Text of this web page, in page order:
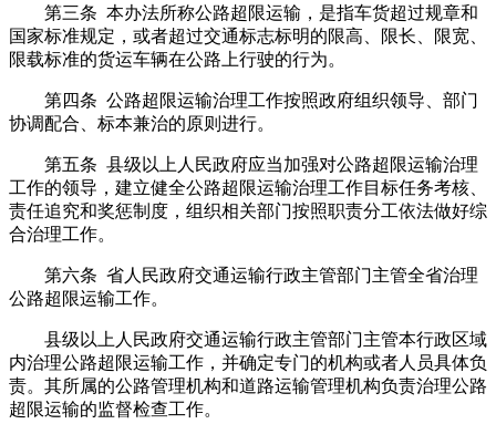
第三条 本办法所称公路超限运输，是指车货超过规章和
国家标准规定，或者超过交通标志标明的限高、限长、限宽、
限载标准的货运车辆在公路上行驶的行为。
第四条 公路超限运输治理工作按照政府组织领导、部门
协调配合、标本兼治的原则进行。
第五条 县级以上人民政府应当加强对公路超限运输治理
工作的领导，建立健全公路超限运输治理工作目标任务考核、
责任追究和奖惩制度，组织相关部门按照职责分工依法做好综
合治理工作。
第六条 省人民政府交通运输行政主管部门主管全省治理
公路超限运输工作。
县级以上人民政府交通运输行政主管部门主管本行政区域
内治理公路超限运输工作，并确定专门的机构或者人员具体负
责。其所属的公路管理机构和道路运输管理机构负责治理公路
超限运输的监督检查工作。